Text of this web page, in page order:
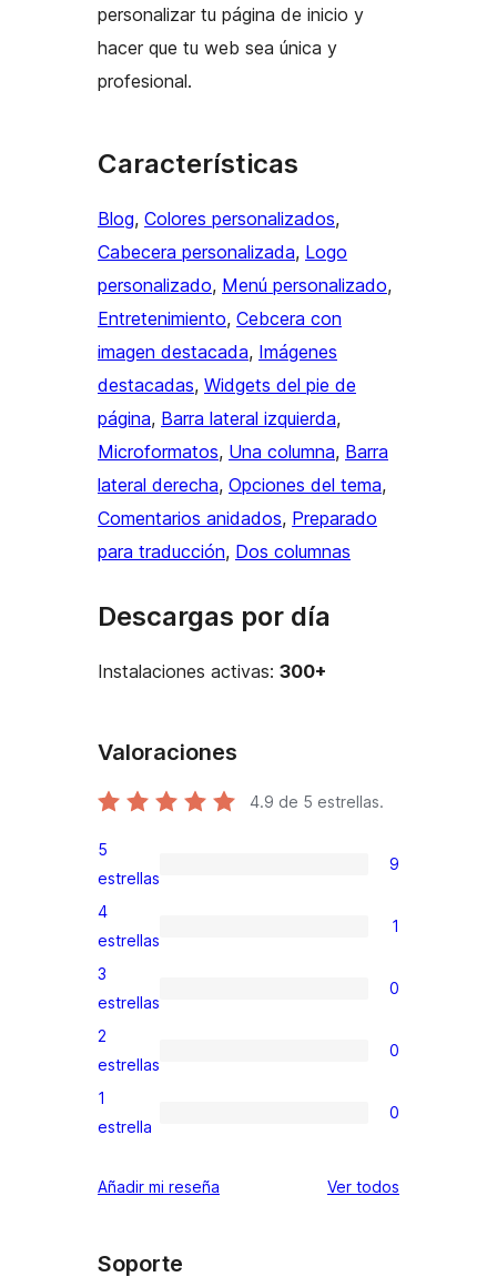
personalizar tu página de inicio y
hacer que tu web sea única y
profesional.
Características
Blog, Colores personalizados
Cabecera personalizada, Logo
personalizado, Menú personalizado
Entretenimiento, Cebcera con
imagen destacada, Imágenes
destacadas, Widgets del pie de
página, Barra lateral izquierda
Microformatos, Una columna, Barra
lateral derecha, Opciones del tema
Comentarios anidados, Preparado
para traducción, Dos columnas
Descargas por día
Instalaciones activas: 300+
Valoraciones
4.9 de 5 estrellas.
9
valoraciones
de
5
estrellas
9
1
valoración
de
4
estrellas
1
0
valoraciones
de
3
estrellas
0
0
valoraciones
de
estrellas
2
estrellas
0
0
de
1
estrella
0
Añadir mi reseña Ver todos
Soporte